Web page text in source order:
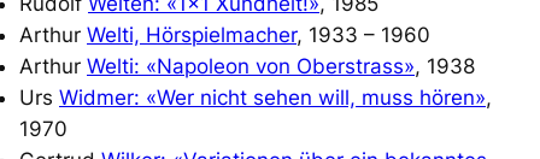
Arthur Welti, Hörspielmacher, 1933 – 1960
Arthur Welti: «Napoleon von Oberstrass», 1938
Urs Widmer: «Wer nicht sehen will, muss hören»,
1970